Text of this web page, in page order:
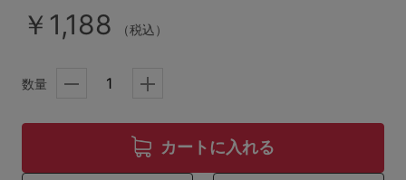
新着アイテム
ランキング
高評価レビューアイテム
WEB限定アイテム
￥1,188 （税込）
数量
カートに入れる